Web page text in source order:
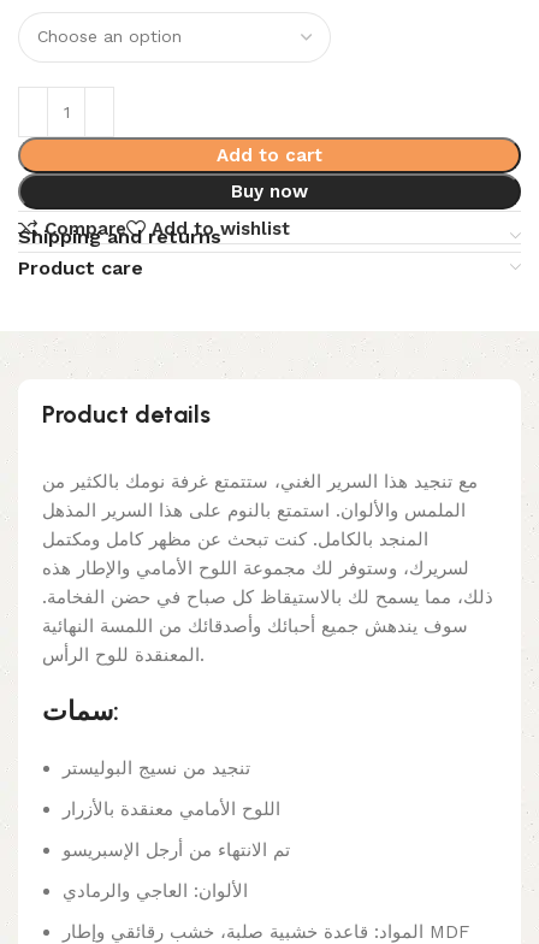
Add to cart
Buy now
Compare
Add to wishlist
Shipping and returns
Product care
Product details
مع تنجيد هذا السرير الغني، ستتمتع غرفة نومك بالكثير من
الملمس والألوان. استمتع بالنوم على هذا السرير المذهل
المنجد بالكامل. كنت تبحث عن مظهر كامل ومكتمل
لسريرك، وستوفر لك مجموعة اللوح الأمامي والإطار هذه
ذلك، مما يسمح لك بالاستيقاظ كل صباح في حضن الفخامة.
سوف يندهش جميع أحبائك وأصدقائك من اللمسة النهائية
المعنقدة للوح الرأس.
سمات:
تنجيد من نسيج البوليستر
اللوح الأمامي معنقدة بالأزرار
تم الانتهاء من أرجل الإسبريسو
الألوان: العاجي والرمادي
المواد: قاعدة خشبية صلبة، خشب رقائقي وإطار MDF